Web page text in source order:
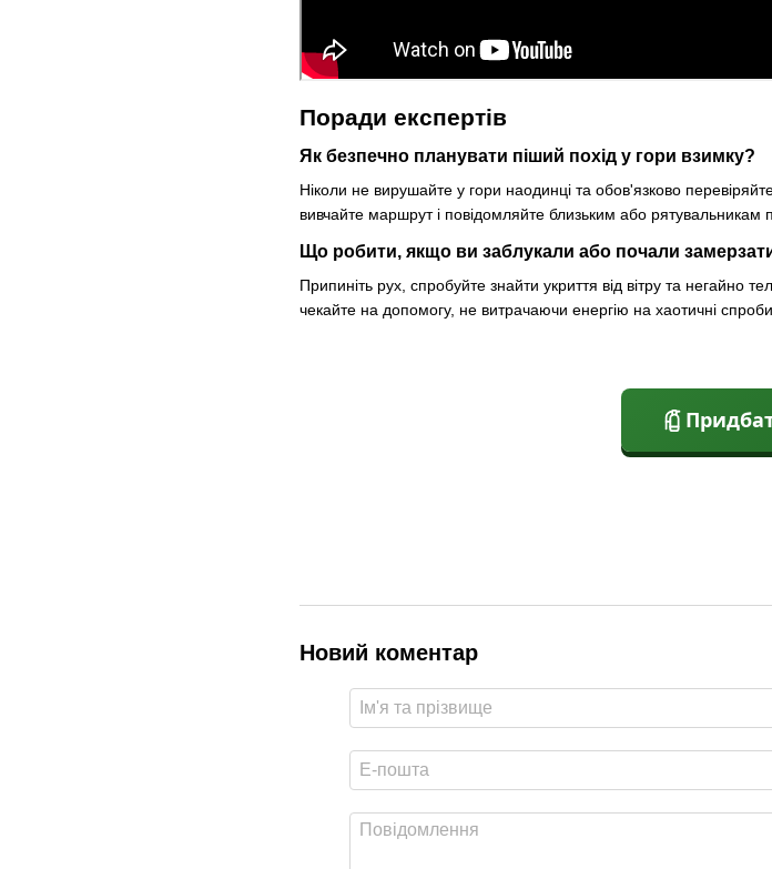
Поради експертів
Як безпечно планувати піший похід у гори взимку?
Ніколи не вирушайте у гори наодинці та обов'язково
вивчайте маршрут і повідомляйте близьким або рятувальникам
Що робити, якщо ви заблукали або почали
Припиніть рух, спробуйте знайти укриття від вітру та
чекайте на допомогу, не витрачаючи енергію на хаотичні
Новий коментар